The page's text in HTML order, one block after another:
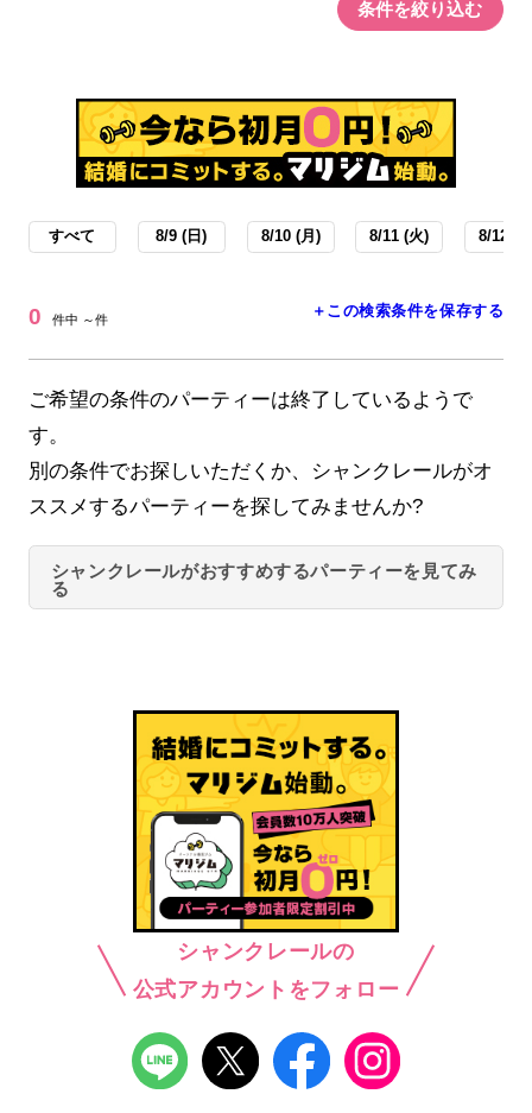
条件を絞り込む
すべて 8/9 (日) 8/10 (月) 8/11 (火) 8/12 (
0 件中 ～件 ＋この検索条件を保存する
ご希望の条件のパーティーは終了しているようで
す。
別の条件でお探しいただくか、シャンクレールがオ
ススメするパーティーを探してみませんか?
シャンクレールがおすすめするパーティーを見てみ
る
シャンクレールの
公式アカウントをフォロー